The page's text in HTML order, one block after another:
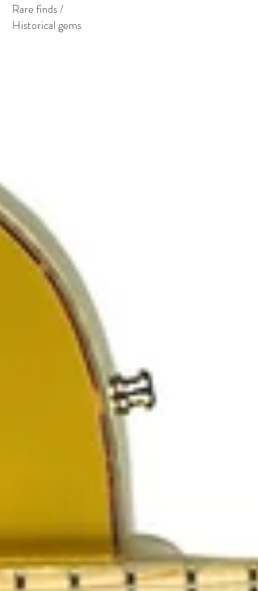
Rare finds /
Historical gems